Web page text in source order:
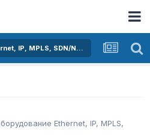
Активное оборудование Ethernet, IP, MPLS, SDN/NFV...
Ethernet, IP, MPLS,